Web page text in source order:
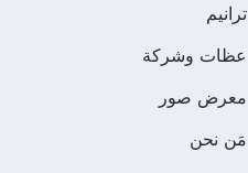
ترانيم
عظات وشركة
معرض صور
مَن نحن